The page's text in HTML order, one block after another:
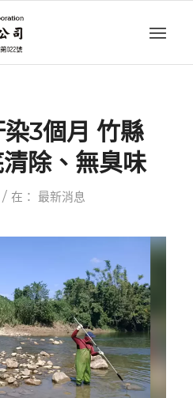
3個月 竹縣
除、無臭味
/ 在： 最新消息